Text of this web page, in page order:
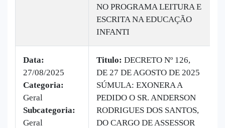
NO PROGRAMA LEITURA E
ESCRITA NA EDUCAÇÃO
INFANTI
Data:
27/08/2025
Categoria:
Geral
Subcategoria:
Geral
Titulo: DECRETO Nº 126,
DE 27 DE AGOSTO DE 2025
SÚMULA: EXONERA A
PEDIDO O SR. ANDERSON
RODRIGUES DOS SANTOS,
DO CARGO DE ASSESSOR